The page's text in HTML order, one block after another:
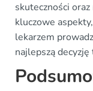
skuteczności
kluczowe
lekarzem
najlepszą